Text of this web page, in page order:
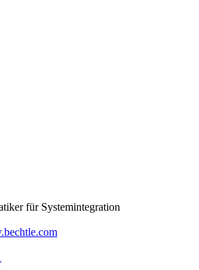
für Systemintegration